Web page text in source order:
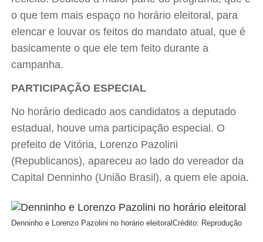
o que tem mais espaço no horário eleitoral, para
elencar e louvar os feitos do mandato atual, que é
basicamente o que ele tem feito durante a
campanha.
PARTICIPAÇÃO ESPECIAL
No horário dedicado aos candidatos a deputado
estadual, houve uma participação especial. O
prefeito de Vitória, Lorenzo Pazolini
(Republicanos), apareceu ao lado do vereador da
Capital Denninho (União Brasil), a quem ele apoia.
Denninho e Lorenzo Pazolini no horário eleitoralCrédito: Reprodução